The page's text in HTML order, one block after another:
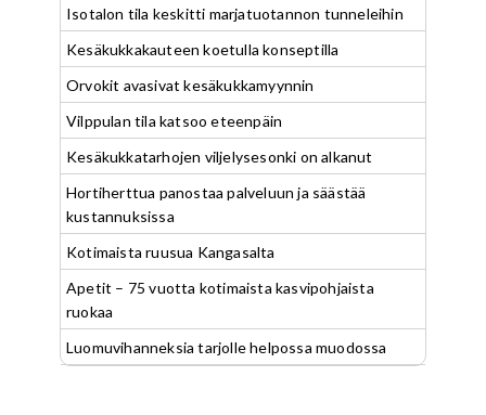
Isotalon tila keskitti marjatuotannon tunneleihin
Kesäkukkakauteen koetulla konseptilla
Orvokit avasivat kesäkukkamyynnin
Vilppulan tila katsoo eteenpäin
Kesäkukkatarhojen viljelysesonki on alkanut
Hortiherttua panostaa palveluun ja säästää
kustannuksissa
Kotimaista ruusua Kangasalta
Apetit – 75 vuotta kotimaista kasvipohjaista
ruokaa
Luomuvihanneksia tarjolle helpossa muodossa